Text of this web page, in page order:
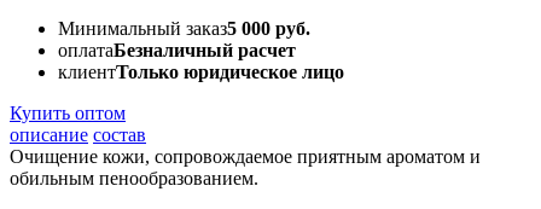
Минимальный заказ5 000 руб.
оплатаБезналичный расчет
клиентТолько юридическое лицо
Купить оптом
описание состав
Очищение кожи, сопровождаемое приятным ароматом и
обильным пенообразованием.